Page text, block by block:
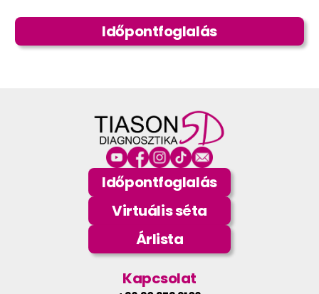
Időpontfoglalás
Időpontfoglalás
Virtuális séta
Árlista
Kapcsolat